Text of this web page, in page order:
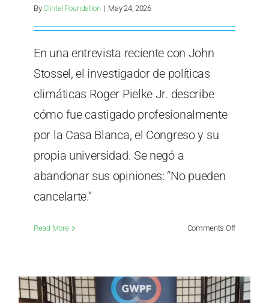
ByClintel Foundation | May 24, 2026
En una entrevista reciente con John
Stossel, el investigador de políticas
climáticas Roger Pielke Jr. describe
cómo fue castigado profesionalmente
por la Casa Blanca, el Congreso y su
propia universidad. Se negó a
abandonar sus opiniones: “No pueden
cancelarte.”
Read More Comments Offon